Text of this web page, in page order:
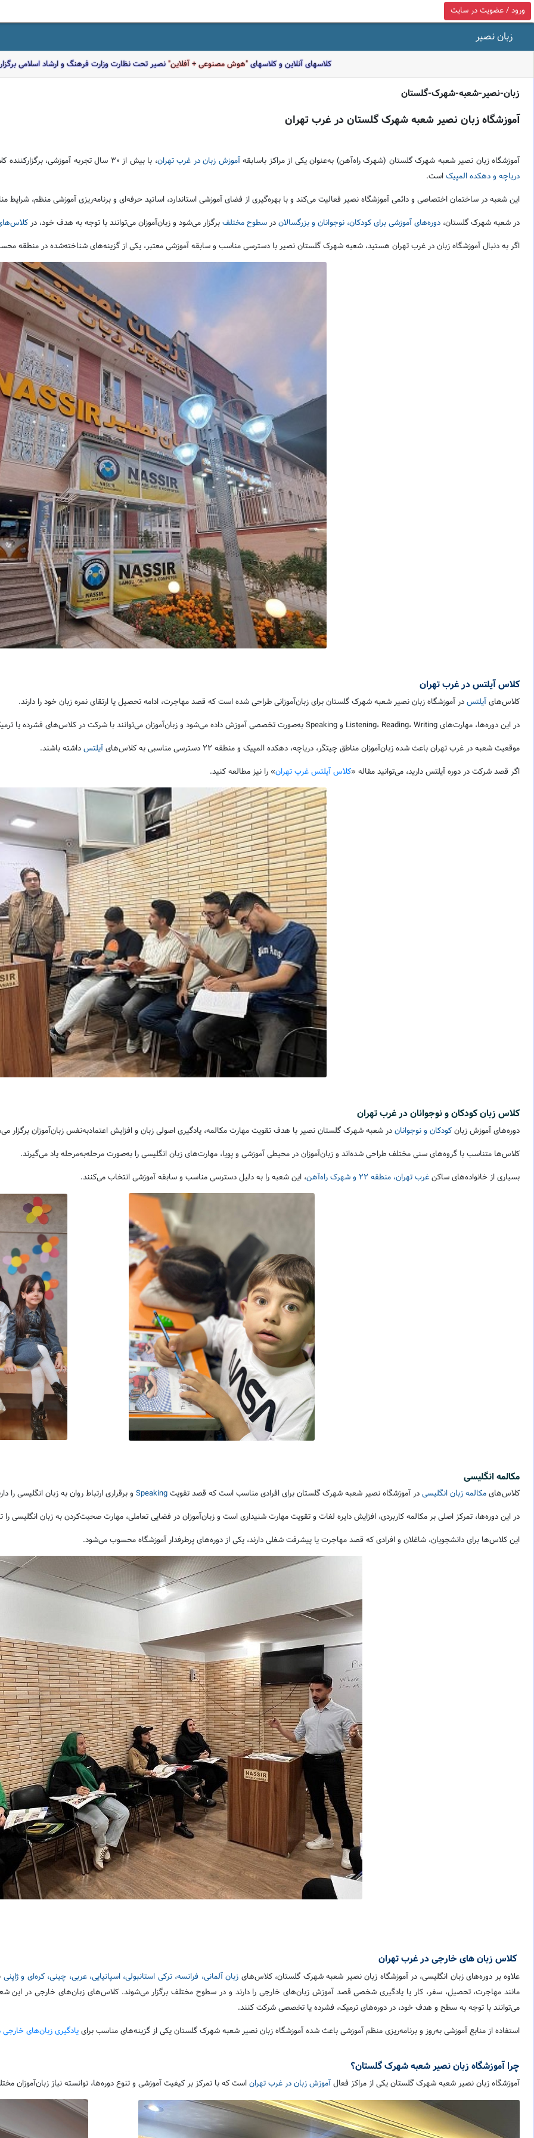
ورود / عضویت در سایت
زبان نصیر
کلاسهای آنلاین و کلاسهای"هوش مصنوعی + آفلاین"نصیر تحت نظارت وزارت فرهنگ و ارشاد اسلامی
زبان-نصیر-شعبه-شهرک-گلستان
آموزشگاه زبان نصیر شعبه شهرک گلستان در غرب تهران
آموزشگاه زبان نصیر شعبه شهرک گلستان (شهرک راه‌آهن) به‌عنوان یکی از مراکز باسابقهآموزش زبان در غرب تهران، با بیش از ۳۰ سال تجربه آموزشی، برگزارکننده کلاس‌های زبان انگلیسی، آیلتس، مکالمه، کودکان و نوجوانان در
دریاچه و دهکده المپیکاست.
این شعبه در ساختمان اختصاصی و دائمی آموزشگاه نصیر فعالیت می‌کند و با بهره‌گیری از فضای آموزشی استاندارد، اساتید حرفه‌ای و برنامه‌ریزی آموزشی منظم، شرایط
در شعبه شهرک گلستان، دوره‌های آموزشی برای کودکان، نوجوانان و بزرگسالاندرسطوح مختلفبرگزار می‌شود و زبان‌آموزان می‌توانند با توجه به هدف خود، در
اگر به دنبال آموزشگاه زبان در غرب تهران هستید، شعبه شهرک گلستان نصیر با دسترسی مناسب و سابقه آموزشی معتبر، یکی از گزینه‌های شناخته‌شده در منطقه
کلاسآیلتسدر غرب تهران
کلاس‌هایآیلتسدر آموزشگاه زبان نصیر شعبه شهرک گلستان برای زبان‌آموزانی طراحی شده است که قصد مهاجرت، ادامه تحصیل یا ارتقای نمره زبان خود را دارند.
در این دوره‌ها، مهارت‌های Listening، Reading، Writing و Speaking به‌صورت تخصصی آموزش داده می‌شود و زبان‌آموزان می‌توانند با شرکت در کلاس‌های فشرده یا ترمیک، برای آزمون IELTS آماده شوند.
موقعیت شعبه در غرب تهران باعث شده زبان‌آموزان مناطق چیتگر، دریاچه، دهکده المپیک و منطقه 22 دسترسی مناسبی به کلاس‌های
آیلتسداشته باشند.
اگر قصد شرکت در دوره آیلتس دارید، می‌توانید مقاله «کلاس آیلتس غرب تهران» را نیز مطالعه کنید.
کلاس زبان کودکان و نوجوانان در غرب تهران
دوره‌های آموزش زبانکودکان و نوجواناندر شعبه شهرک گلستان نصیر با هدف تقویت مهارت مکالمه، یادگیری اصولی زبان و افزایش اعتمادبه‌نفس زبان‌آموزان برگزار
کلاس‌ها متناسب با گروه‌های سنی مختلف طراحی شده‌اند و زبان‌آموزان در محیطی آموزشی و پویا، مهارت‌های زبان انگلیسی را به‌صورت مرحله‌به‌مرحله یاد می‌گیرند.
بسیاری از خانواده‌های ساکنغرب تهران، منطقه 22 و شهرک راه‌آهن ، این شعبه را به دلیل دسترسی مناسب و سابقه آموزشی انتخاب می‌کنند.
مکالمه انگلیسی
کلاس‌هایمکالمه زبان انگلیسیدر آموزشگاه نصیر شعبه شهرک گلستان برای افرادی مناسب است که قصد تقویتSpeakingو برقراری ارتباط روان به زبان انگلیسی را
در این دوره‌ها، تمرکز اصلی بر مکالمه کاربردی، افزایش دایره لغات و تقویت مهارت شنیداری است و زبان‌آموزان در فضایی تعاملی، مهارت صحبت‌کردن به زبان انگلیسی را
این کلاس‌ها برای دانشجویان، شاغلان و افرادی که قصد مهاجرت یا پیشرفت شغلی دارند، یکی از دوره‌های پرطرفدار آموزشگاه محسوب می‌شود.
کلاس زبان های خارجی در غرب تهران
علاوه بر دوره‌های زبان انگلیسی، در آموزشگاه زبان نصیر شعبه شهرک گلستان، کلاس‌های زبان آلمانی، فرانسه، ترکی استانبولی، اسپانیایی، عربی، چینی، کره‌ای و ژاپنی
مانند مهاجرت، تحصیل، سفر، کار یا یادگیری شخصی قصد آموزش زبان‌های خارجی را دارند و در سطوح مختلف برگزار می‌شوند. کلاس‌های زبان‌های خارجی در این
می‌توانند با توجه به سطح و هدف خود، در دوره‌های ترمیک، فشرده یا تخصصی شرکت کنند.
استفاده از منابع آموزشی به‌روز و برنامه‌ریزی منظم آموزشی باعث شده آموزشگاه زبان نصیر شعبه شهرک گلستان یکی از گزینه‌های مناسب براییادگیری زبان‌های خارجی
چرا آموزشگاه زبان نصیر شعبه شهرک گلستان؟
آموزشگاه زبان نصیر شعبه شهرک گلستان یکی از مراکز فعالآموزش زبان در غرب تهراناست که با تمرکز بر کیفیت آموزشی و تنوع دوره‌ها، توانسته نیاز زبان‌آموزان